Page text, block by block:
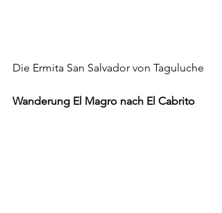
Die Ermita San Salvador von Taguluche
Wanderung El Magro nach El Cabrito